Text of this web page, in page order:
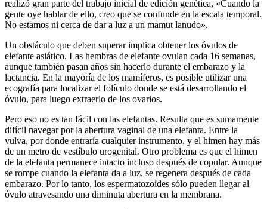
realizó gran parte del trabajo inicial de edición genética, «Cuando la
gente oye hablar de ello, creo que se confunde en la escala temporal.
No estamos ni cerca de dar a luz a un mamut lanudo».
Un obstáculo que deben superar implica obtener los óvulos de
elefante asiático. Las hembras de elefante ovulan cada 16 semanas,
aunque también pasan años sin hacerlo durante el embarazo y la
lactancia. En la mayoría de los mamíferos, es posible utilizar una
ecografía para localizar el folículo donde se está desarrollando el
óvulo, para luego extraerlo de los ovarios.
Pero eso no es tan fácil con las elefantas. Resulta que es sumamente
difícil navegar por la abertura vaginal de una elefanta. Entre la
vulva, por donde entraría cualquier instrumento, y el himen hay más
de un metro de vestíbulo urogenital. Otro problema es que el himen
de la elefanta permanece intacto incluso después de copular. Aunque
se rompe cuando la elefanta da a luz, se regenera después de cada
embarazo. Por lo tanto, los espermatozoides sólo pueden llegar al
óvulo atravesando una diminuta abertura en la membrana.